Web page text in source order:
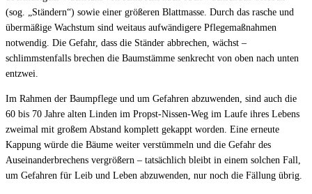
(sog. „Ständern“) sowie einer größeren Blattmasse. Durch das rasche und
übermäßige Wachstum sind weitaus aufwändigere Pflegemaßnahmen
notwendig. Die Gefahr, dass die Ständer abbrechen, wächst –
schlimmstenfalls brechen die Baumstämme senkrecht von oben nach unten
entzwei.
Im Rahmen der Baumpflege und um Gefahren abzuwenden, sind auch die
60 bis 70 Jahre alten Linden im Propst-Nissen-Weg im Laufe ihres Lebens
zweimal mit großem Abstand komplett gekappt worden. Eine erneute
Kappung würde die Bäume weiter verstümmeln und die Gefahr des
Auseinanderbrechens vergrößern – tatsächlich bleibt in einem solchen Fall,
um Gefahren für Leib und Leben abzuwenden, nur noch die Fällung übrig.